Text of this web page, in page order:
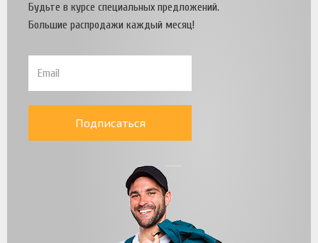
Будьте в курсе специальных предложений.
Большие распродажи каждый месяц!
Подписаться